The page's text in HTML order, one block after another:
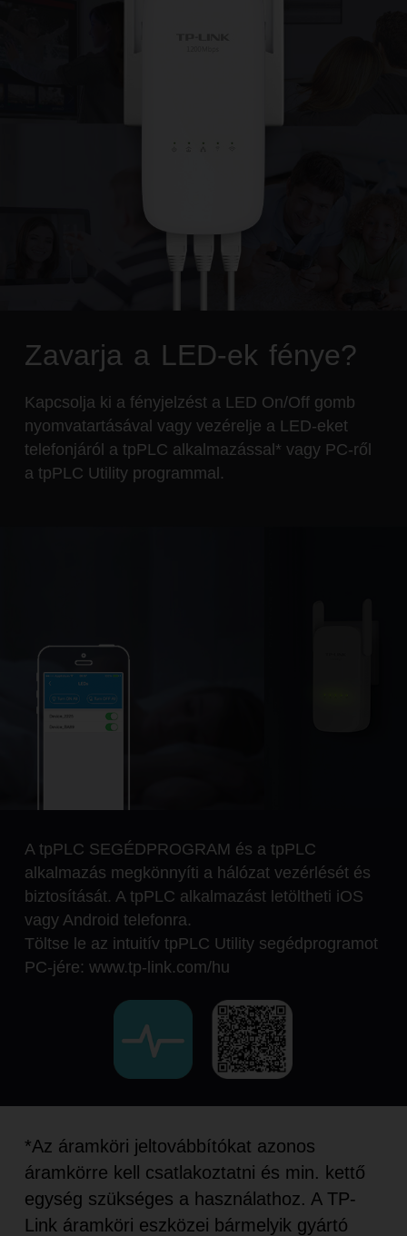
Zavarja a LED-ek fénye?
Kapcsolja ki a fényjelzést a LED On/Off gomb
nyomvatartásával vagy vezérelje a LED-eket
telefonjáról a tpPLC alkalmazással* vagy PC-ről
a tpPLC Utility programmal.
A tpPLC SEGÉDPROGRAM és a tpPLC
alkalmazás megkönnyíti a hálózat vezérlését és
biztosítását. A tpPLC alkalmazást letöltheti iOS
vagy Android telefonra.
Töltse le az intuitív tpPLC Utility segédprogramot
PC-jére: www.tp-link.com/hu
*Az áramköri jeltovábbítókat azonos
áramkörre kell csatlakoztatni és min. kettő
egység szükséges a használathoz. A TP-
Link áramköri eszközei bármelyik gyártó